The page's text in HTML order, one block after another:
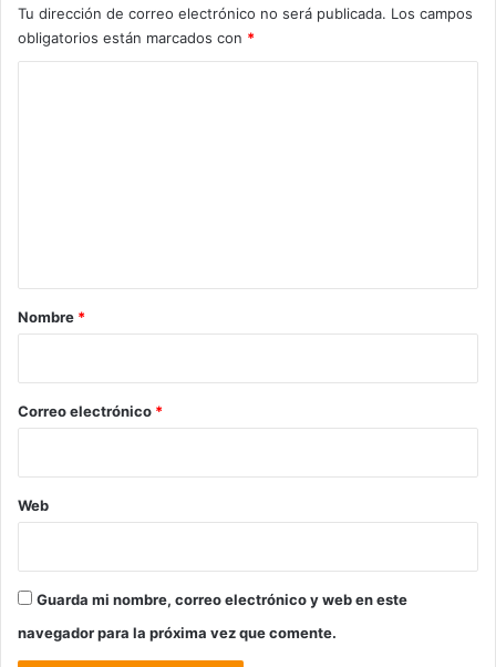
Tu dirección de correo electrónico no será publicada. Los campos
obligatorios están marcados con *
r
*
Nombre *
Correo electrónico *
Web
Guarda mi nombre, correo electrónico y web en este
navegador para la próxima vez que comente.